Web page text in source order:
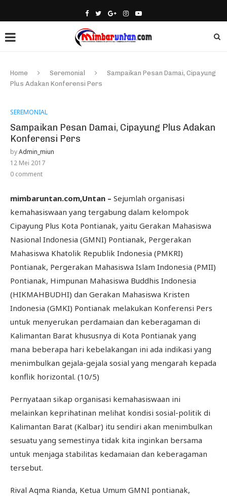
Home Seremonial
Sampaikan Pesan Damai, Cipayung
Plus Adakan Konferensi Pers
SEREMONIAL
Sampaikan Pesan Damai, Cipayung Plus Adakan
Konferensi Pers
byAdmin_miun
12 Mei 2017
0 comment
mimbaruntan.com,Untan – Sejumlah organisasi
kemahasiswaan yang tergabung dalam kelompok
Cipayung Plus Kota Pontianak, yaitu Gerakan Mahasiswa
Nasional Indonesia (GMNI) Pontianak, Pergerakan
Mahasiswa Khatolik Republik Indonesia (PMKRI)
Pontianak, Pergerakan Mahasiswa Islam Indonesia (PMII)
Pontianak, Himpunan Mahasiswa Buddhis Indonesia
(HIKMAHBUDHI) dan Gerakan Mahasiswa Kristen
Indonesia (GMKI) Pontianak melakukan Konferensi Pers
untuk menyerukan perdamaian dan keberagaman di
Kalimantan Barat khususnya di Kota Pontianak yang
mana beberapa hari kebelakangan ini ada indikasi yang
menimbulkan gejala-gejala sosial yang mengarah kepada
konflik horizontal. (10/5)
Pernyataan sikap organisasi kemahasiswaan ini
melainkan keprihatinan melihat kondisi sosial-politik di
Kalimantan Barat (Kalbar) itu sendiri akan menimbulkan
sesuatu yang semestinya tidak kita inginkan bersama
untuk menjaga stabilitas kedamaian dan keberagaman
tersebut.
Rival Aqma Rianda, Ketua Umum GMNI pontianak,